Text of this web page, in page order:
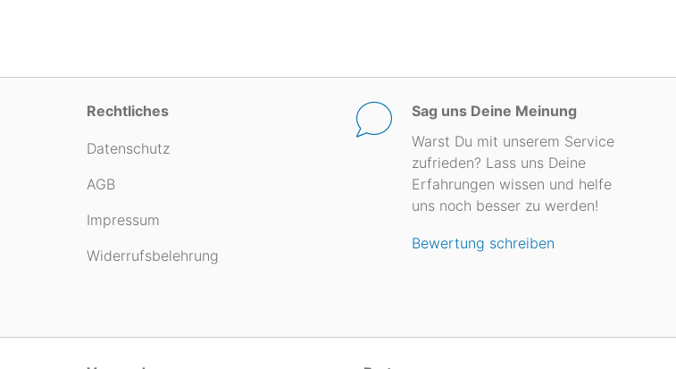
Rechtliches
Datenschutz
AGB
Impressum
Widerrufsbelehrung
Sag uns Deine Meinung
Warst Du mit unserem Service
zufrieden? Lass uns Deine
Erfahrungen wissen und helfe
uns noch besser zu werden!
Bewertung schreiben